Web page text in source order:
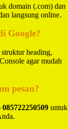
domain (.com) dan
langsung online.
Google?
heading,
agar mudah
pesan?
085722250509 untuk